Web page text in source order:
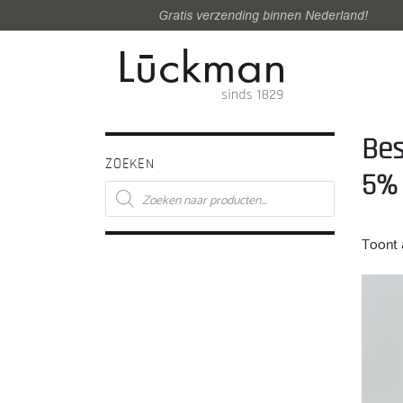
Gratis verzending binnen Nederland!
ZOEKEN
Producten
zoeken
Toont